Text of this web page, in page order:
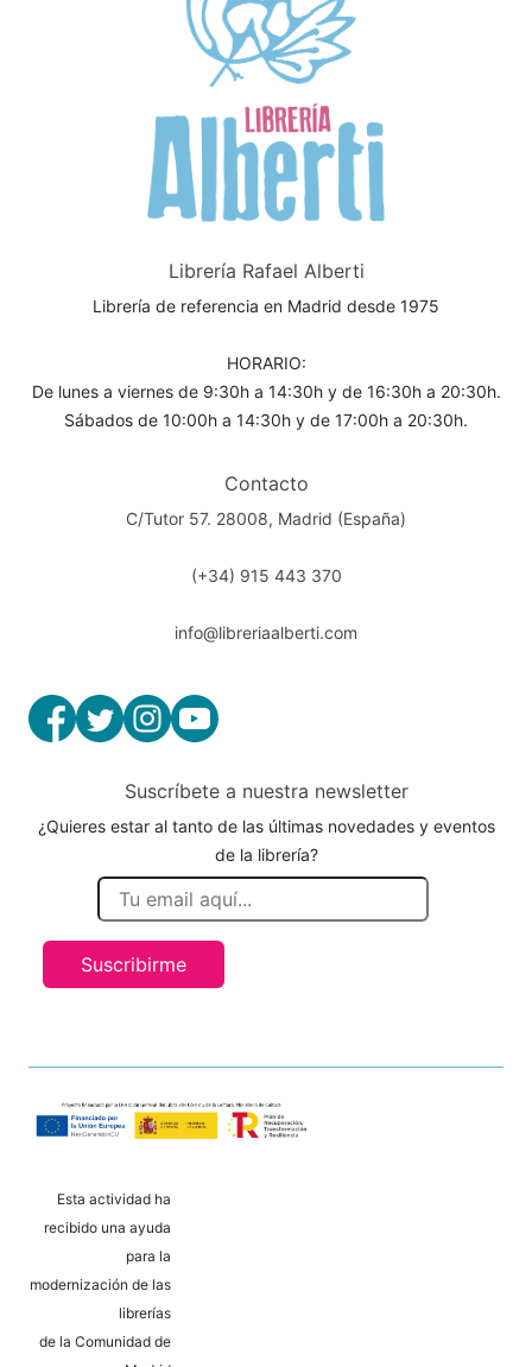
Librería Rafael Alberti
Librería de referencia en Madrid desde 1975
HORARIO:
De lunes a viernes de 9:30h a 14:30h y de 16:30h a 20:30h.
Sábados de 10:00h a 14:30h y de 17:00h a 20:30h.
Contacto
C/Tutor 57. 28008, Madrid (España)
(+34) 915 443 370
info@libreriaalberti.com
Suscríbete a nuestra newsletter
¿Quieres estar al tanto de las últimas novedades y eventos
de la librería?
Suscribirme
Esta actividad ha
recibido una ayuda
para la
modernización de las
librerías
de la Comunidad de